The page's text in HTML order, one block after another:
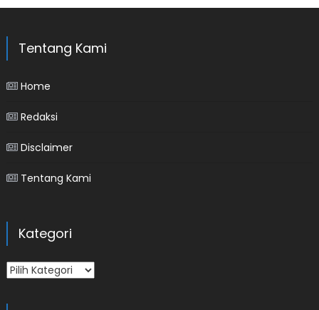
Tentang Kami
Home
Redaksi
Disclaimer
Tentang Kami
Kategori
Kategori